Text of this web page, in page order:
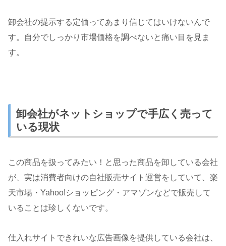
卸会社の提示する定価ってあまり信じてはいけないんで
す。自分でしっかり市場価格を調べないと痛い目を見ま
す。
卸会社がネットショップで手広く売って
いる現状
この商品を扱ってみたい！と思った商品を卸している会社
が、実は消費者向けの自社販売サイト運営をしていて、楽
天市場・Yahoo!ショッピング・アマゾンなどで販売して
いることは珍しくないです。
仕入れサイトできれいな広告画像を提供している会社は、